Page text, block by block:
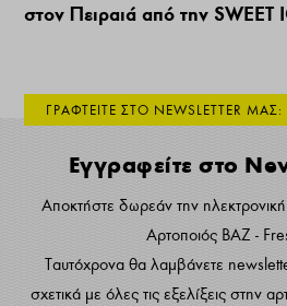
στον Πειραιά από την SWEET
ΓΡΑΦΤΕΙΤΕ ΣΤΟ NEWSLETTER ΜΑΣ:
Εγγραφείτε στο
Αποκτήστε δωρεάν την
Αρτοποιός ΒΑΖ -
Ταυτόχρονα θα λαμβάνετε
σχετικά με όλες τις εξελίξεις στην